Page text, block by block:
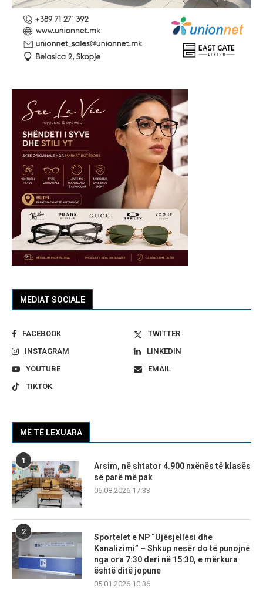
MEDIAT SOCIALE
FACEBOOK
TWITTER
INSTAGRAM
LINKEDIN
YOUTUBE
EMAIL
TIKTOK
MË TË LEXUARA
1
Arsim, në shtator 4.900 nxënës të klasës
së parë më pak
06.08.2026 17:33
2
Sportelet e NP “Ujësjellësi dhe
Kanalizimi” – Shkup nesër do të punojnë
nga ora 7:30 deri në 15:30, e mërkura
është ditë jopune
05.01.2026 10:36